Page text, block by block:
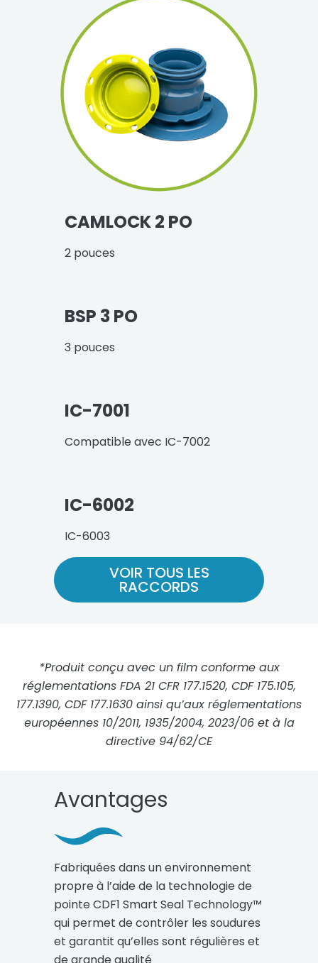
CAMLOCK 2 PO
2 pouces
BSP 3 PO
3 pouces
IC-7001
Compatible avec IC-7002
IC-6002
IC-6003
VOIR TOUS LES
RACCORDS
*Produit conçu avec un film conforme aux
réglementations FDA 21 CFR 177.1520, CDF 175.105,
177.1390, CDF 177.1630 ainsi qu’aux réglementations
européennes 10/2011, 1935/2004, 2023/06 et à la
directive 94/62/CE
Avantages
Fabriquées dans un environnement
propre à l’aide de la technologie de
pointe CDF1 Smart Seal Technology™
qui permet de contrôler les soudures
et garantit qu’elles sont régulières et